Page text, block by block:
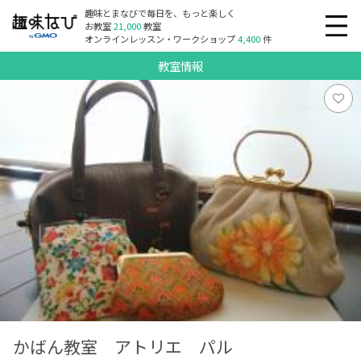
趣味とまなびで毎日を、もっと楽しく
お教室21,000教室
オンラインレッスン・ワークショップ4,400件
教室情報
かばん教室 アトリエ パル